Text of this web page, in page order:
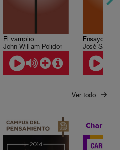
El vampiro
John William Polidori
José
Ver todo